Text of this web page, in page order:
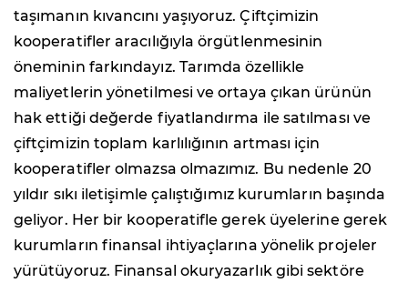
taşımanın kıvancını yaşıyoruz. Çiftçimizin
kooperatifler aracılığıyla örgütlenmesinin
öneminin farkındayız. Tarımda özellikle
maliyetlerin yönetilmesi ve ortaya çıkan ürünün
hak ettiği değerde fiyatlandırma ile satılması ve
çiftçimizin toplam karlılığının artması için
kooperatifler olmazsa olmazımız. Bu nedenle 20
yıldır sıkı iletişimle çalıştığımız kurumların başında
geliyor. Her bir kooperatifle gerek üyelerine gerek
kurumların finansal ihtiyaçlarına yönelik projeler
yürütüyoruz. Finansal okuryazarlık gibi sektöre